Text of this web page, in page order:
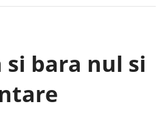
si bara nul si